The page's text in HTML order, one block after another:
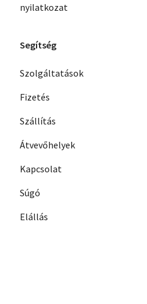
nyilatkozat
Segítség
Szolgáltatások
Fizetés
Szállítás
Átvevőhelyek
Kapcsolat
Súgó
Elállás